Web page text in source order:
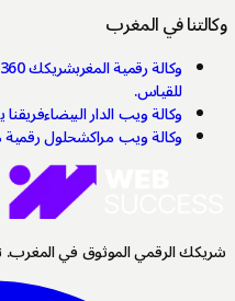
في المغرب
وكالة رقمية المغرب
للقياس.
وكالة ويب الدار البيضاءفريقنا
وكالة ويب مراكشحلول رقمية
الرقمي الموثوق في المغرب. نحول